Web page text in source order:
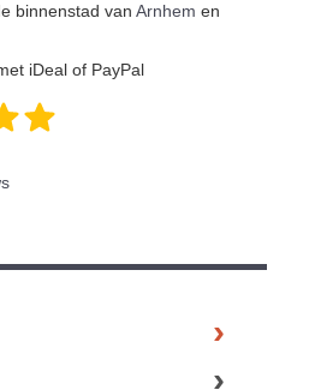
binnenstad van Arnhem en
iDeal of PayPal